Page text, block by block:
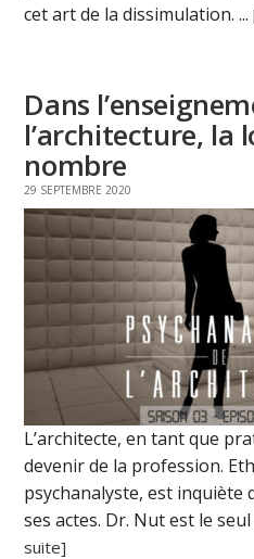
cet art de la dissimulation. ...
Dans
l’architecture, la
nombre
29 SEPTEMBRE 2020
L’architecte, en tant que
devenir de la profession.
psychanalyste, est inquiète
ses actes. Dr. Nut est le
suite]